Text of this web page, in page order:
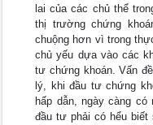
lai của các chủ thể
thị trường chứng
chuộng hơn vì trong
chủ yếu dựa vào các
tư chứng khoán. Vấn
lý, khi đầu tư chứng
hấp dẫn, ngày càng
đầu tư phải có hểu